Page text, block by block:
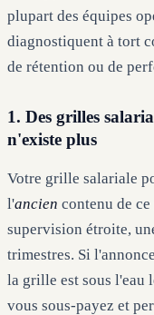
plupart des équipes
diagnostiquent à tort
de rétention ou de
1. Des grilles
n'existe plus
Votre grille salariale
l'ancien contenu de
supervision étroite,
trimestres. Si
la grille est sous l'eau
vous sous-payez et